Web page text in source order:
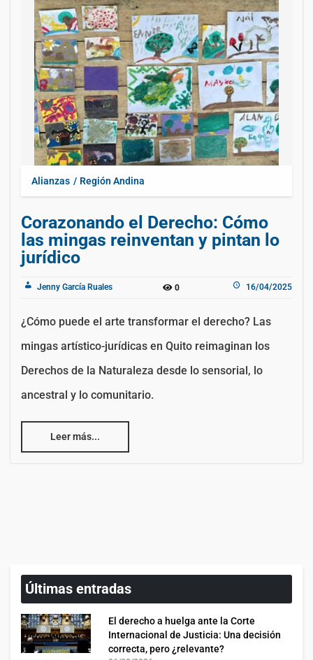
Alianzas Región Andina
Corazonando el Derecho: Cómo
las mingas reinventan y pintan lo
jurídico
Jenny García Ruales 0 16/04/2025
¿Cómo puede el arte transformar el derecho? Las
mingas artístico-jurídicas en Quito reimaginan los
Derechos de la Naturaleza desde lo sensorial, lo
ancestral y lo comunitario.
Leer más...
Últimas entradas
El derecho a huelga ante la Corte
Internacional de Justicia: Una decisión
correcta, pero ¿relevante?